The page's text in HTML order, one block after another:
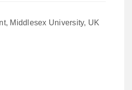
Middlesex University, UK